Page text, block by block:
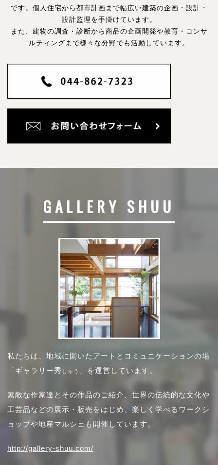
です。 個人住宅から都市計画まで幅広い建築の企画・設計・
設計監理を手掛けています。
また、建物の調査・診断から商品の企画開発や教育・コンサ
ルティングまで様々な分野でも活動しています。
GALLERY SHUU
私たちは、地域に開いたアートとコミュニケーションの場
「ギャラリー秀 しゅう 」を運営しています。
素敵な作家達とその作品のご紹介、世界の伝統的な文化や
工芸品などの展示・販売をはじめ、楽しく学べるワークシ
ョップや地産マルシェも開催しています。
http://gallery-shuu.com/